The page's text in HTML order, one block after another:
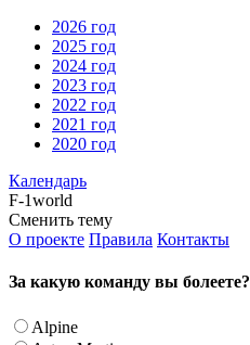
2026 год
2025 год
2024 год
2023 год
2022 год
2021 год
2020 год
Календарь
F-1world
Сменить тему
О проекте Правила Контакты
За какую команду вы болеете?
Alpine